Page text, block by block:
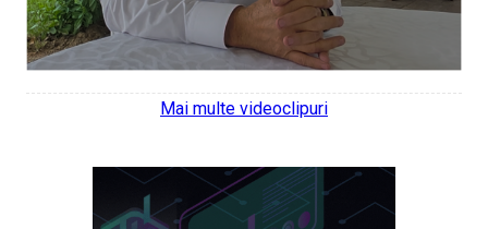
Mai multe videoclipuri